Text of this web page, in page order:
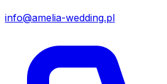
info@amelia-wedding.pl